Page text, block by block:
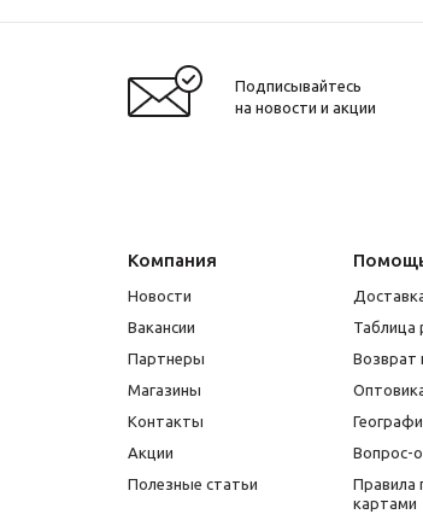
Подписывайтесь
на новости и акции
Компания
Новости
Вакансии
Партнеры
Магазины
Контакты
Акции
Полезные статьи
Таблица
Возврат
Вопрос-
Правила
картами